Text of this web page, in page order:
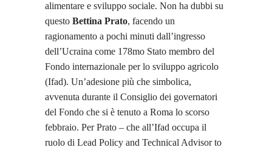
alimentare e sviluppo sociale. Non ha dubbi su
questo Bettina Prato, facendo un
ragionamento a pochi minuti dall’ingresso
dell’Ucraina come 178mo Stato membro del
Fondo internazionale per lo sviluppo agricolo
(Ifad). Un’adesione più che simbolica,
avvenuta durante il Consiglio dei governatori
del Fondo che si è tenuto a Roma lo scorso
febbraio. Per Prato – che all’Ifad occupa il
ruolo di Lead Policy and Technical Advisor to